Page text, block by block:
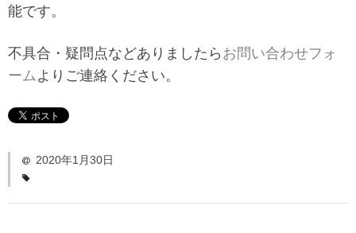
能です。
不具合・疑問点などありましたら お問い合わせフォ
ームよりご連絡ください。
2020年1月30日